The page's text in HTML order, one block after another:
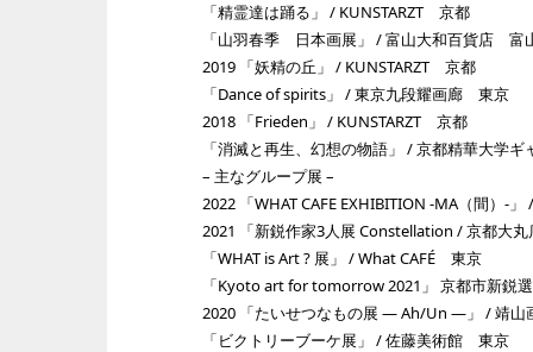
「精霊達は踊る」 / KUNSTARZT 京都
「山羽春季 日本画展」 / 富山大和百貨店 富
2019 「妖精の丘」 / KUNSTARZT 京都
「Dance of spirits」 / 東京九段耀画廊 東京
2018 「Frieden」 / KUNSTARZT 京都
「消滅と再生、幻想の物語」 / 京都精華大学
– 主なグループ展 –
2022 「WHAT CAFE EXHIBITION -MA（間）-
2021 「新鋭作家3人展 Constellation / 京都大
「WHAT is Art ? 展」 / What CAFÉ 東京
「Kyoto art for tomorrow 2021」 京都市新鋭
2020 「たいせつなもの展 — Ah/Un —」 / 靖
「ビクトリーブーケ展」 / 佐藤美術館 東京